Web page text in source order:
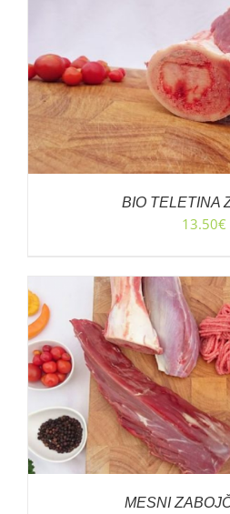
BIO TELETINA
13.50€
MESNI